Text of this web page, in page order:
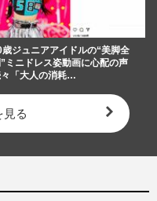
歳ジュニアアイドルの“美脚全
”ミニドレス姿動画に心配の声
「大人の消耗…
見る